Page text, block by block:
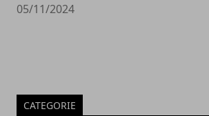
05/11/2024
CATEGORIE